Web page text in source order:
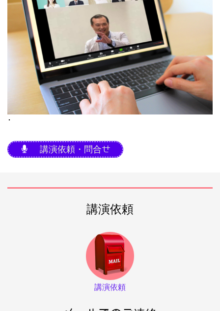
･
講演依頼・問合せ
講演依頼
講演依頼